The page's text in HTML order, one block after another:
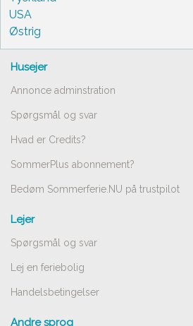
USA
Østrig
Husejer
Annonce adminstration
Spørgsmål og svar
Hvad er Credits?
SommerPlus abonnement?
Bedøm Sommerferie.NU på trustpilot
Lejer
Spørgsmål og svar
Lej en feriebolig
Handelsbetingelser
Andre sprog